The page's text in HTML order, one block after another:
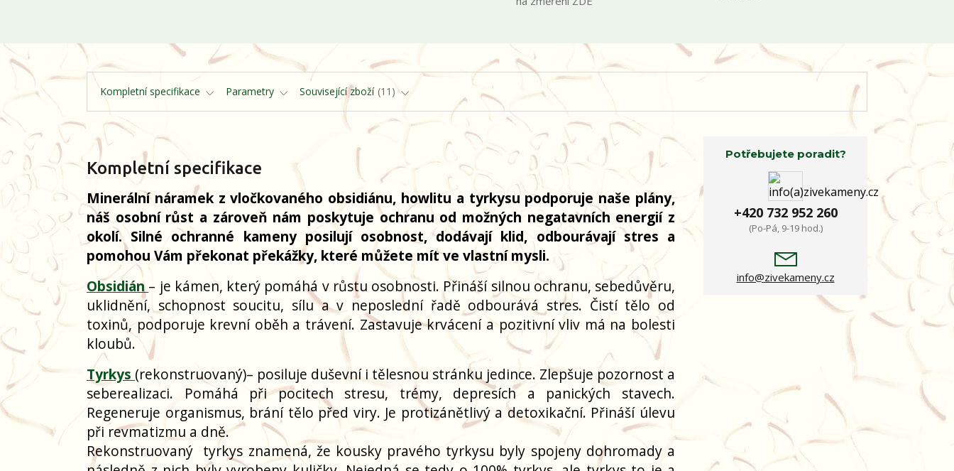
Kompletní specifikace Parametry Související zboží 11
Kompletní specifikace
Minerální náramek z vločkovaného obsidiánu, howlitu a tyrkysu podporuje naše plány,
náš osobní růst a zároveň nám poskytuje ochranu od možných negatavních energií z
okolí. Silné ochranné kameny posilují osobnost, dodávají klid, odbourávají stres a
pomohou Vám překonat překážky, které můžete mít ve vlastní mysli.
Obsidián– je kámen, který pomáhá v růstu osobnosti. Přináší silnou ochranu, sebedůvěru,
uklidnění, schopnost soucitu, sílu a v neposlední řadě odbourává stres. Čistí tělo od
toxinů, podporuje krevní oběh a trávení. Zastavuje krvácení a pozitivní vliv má na bolesti
kloubů.
Tyrkys (rekonstruovaný)– posiluje duševní i tělesnou stránku jedince. Zlepšuje pozornost a
seberealizaci. Pomáhá při pocitech stresu, trémy, depresích a panických stavech.
Regeneruje organismus, brání tělo před viry. Je protizánětlivý a detoxikační. Přináší úlevu
při revmatizmu a dně.
Rekonstruovaný tyrkys znamená, že kousky pravého tyrkysu byly spojeny dohromady a
Potřebujete poradit?
+420 732 952 260
(Po-Pá, 9-19 hod.)
info@zivekameny.cz